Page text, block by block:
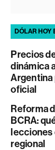
DÓLAR HOY
Precios
dinámica
Argentina
oficial
Reforma
BCRA:
lecciones
regional